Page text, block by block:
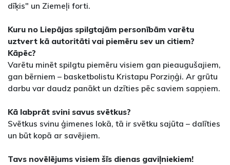
dīķis" un Ziemeļi forti.
Kuru no Liepājas spilgtajām personībām varētu
uztvert kā autoritāti vai piemēru sev un citiem?
Kāpēc?
Varētu minēt spilgtu piemēru visiem gan pieaugušajiem,
gan bērniem – basketbolistu Kristapu Porziņģi. Ar grūtu
darbu var daudz panākt un dzīties pēc saviem sapņiem.
Kā labprāt svini savus svētkus?
Svētkus svinu ģimenes lokā, tā ir svētku sajūta – dalīties
un būt kopā ar savējiem.
Tavs novēlējums visiem šīs dienas gaviļniekiem!